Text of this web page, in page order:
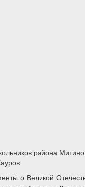
района
о Великой